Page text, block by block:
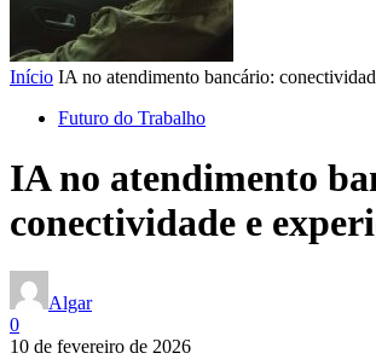
Início IA no atendimento bancário:
Futuro do Trabalho
IA no atendimento
conectividade e
Algar
0
10 de fevereiro de 2026